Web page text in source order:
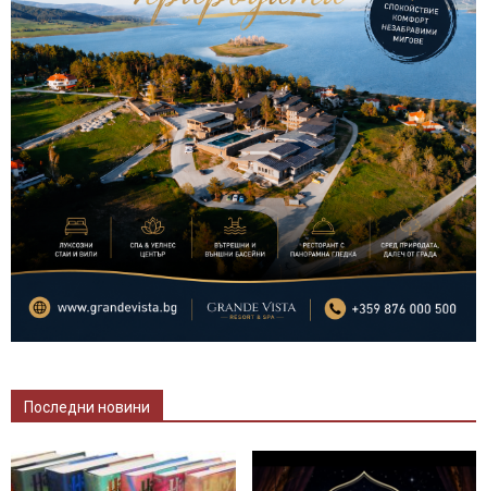
Последни новини